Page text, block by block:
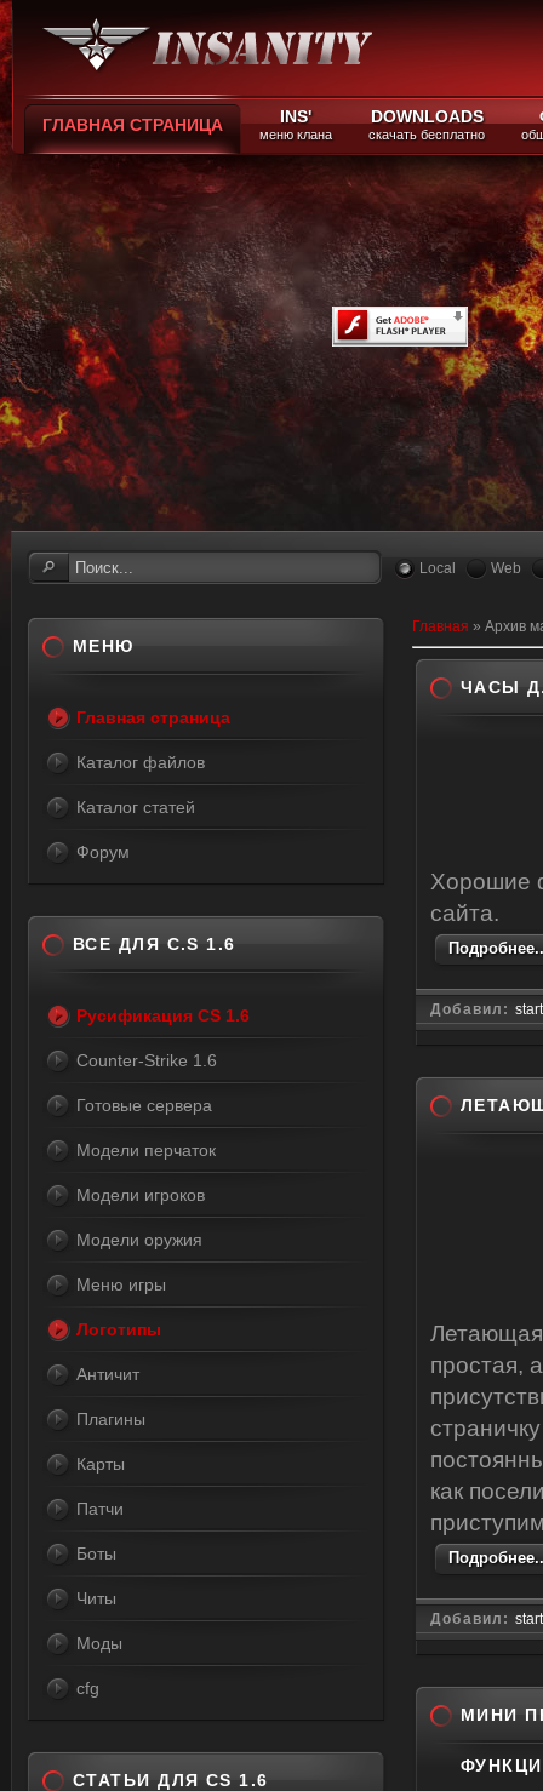
ГЛАВНАЯ СТРАНИЦА INS'
меню клана
DOWNLOADS
скачать бесплатно
Local Web
Главная » Архив
ЧАСЫ
Хорошие
сайта.
Добавил:
Летающая
простая,
как
Добавил:
МИНИ
МЕНЮ
Главная страница
Каталог файлов
Каталог статей
Форум
ВСЕ ДЛЯ C.S 1.6
Русификация CS 1.6
Counter-Strike 1.6
Готовые сервера
Модели перчаток
Модели игроков
Модели оружия
Меню игры
Логотипы
Античит
Плагины
Карты
Патчи
Боты
Читы
Моды
cfg
СТАТЬИ ДЛЯ CS 1.6